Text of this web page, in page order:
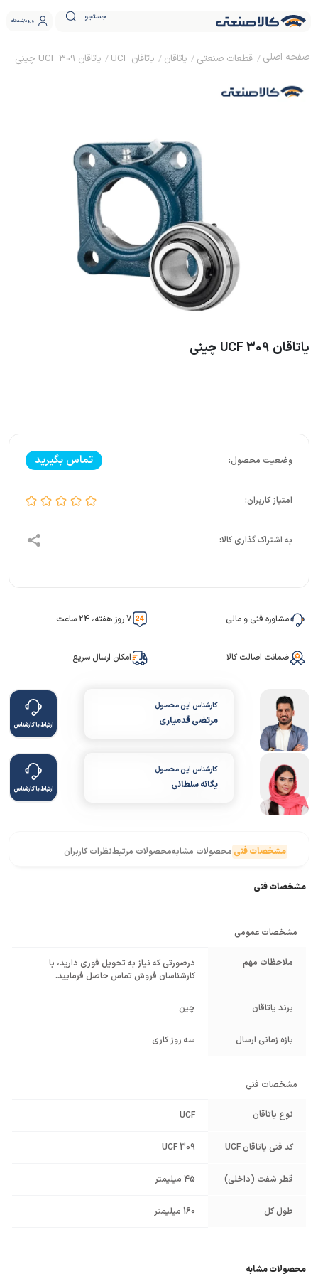
جستجو ورود ثبت نام
قطعات صنعتی یاتاقان یاتاقان UCF یاتاقان UCF 309 چینی
یاتاقان UCF 309 چینی
تماس بگیرید
مشاوره فنی و مالی 7 روز هفته، 24 ساعت
ضمانت اصالت کالا امکان ارسال سریع
کارشناس این محصول
مرتضی قدمیاری ارتباط با کارشناس
کارشناس این محصول
یگانه سلطانی ارتباط با کارشناس
مشخصات فنی محصولات مشابهمحصولات مرتبطنظرات کاربران
مشخصات فنی
مشخصات عمومی
ملاحظات مهم
درصورتی که نیاز به تحویل فوری دارید، با
کارشناسان فروش تماس حاصل فرمایید.
برند یاتاقان چین
بازه زمانی ارسال سه روز کاری
مشخصات فنی
نوع یاتاقان UCF
کد فنی یاتاقان UCF UCF 309
قطر شفت (داخلی) 45 میلیمتر
طول کل 160 میلیمتر
محصولات مشابه